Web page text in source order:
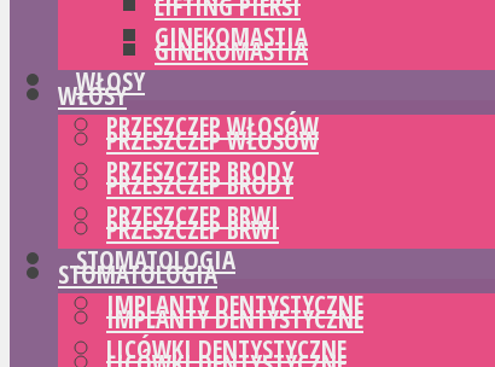
GINEKOMASTIA
WŁOSY
PRZESZCZEP WŁOSÓW
PRZESZCZEP BRODY
PRZESZCZEP BRWI
STOMATOLOGIA
IMPLANTY DENTYSTYCZNE
LICÓWKI DENTYSTYCZNE
GINEKOMASTIA
WŁOSY
PRZESZCZEP WŁOSÓW
PRZESZCZEP BRODY
PRZESZCZEP BRWI
STOMATOLOGIA
IMPLANTY DENTYSTYCZNE